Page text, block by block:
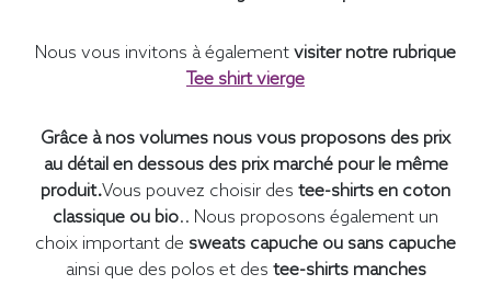
Nous vous invitons à également visiter notre rubrique
Tee shirt vierge
Grâce à nos volumes nous vous proposons des prix
au détail en dessous des prix marché pour le même
produit.Vous pouvez choisir des tee-shirts en coton
classique ou bio.. Nous proposons également un
choix important de sweats capuche ou sans capuche
ainsi que des polos et des tee-shirts manches